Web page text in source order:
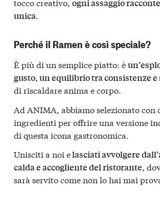
ogni assaggio
unica.
Perché il Ramen è così speciale?
È più di un semplice piatto: è
gusto, un equilibrio tra consistenze e
di riscaldare anima e corpo.
Ad ANIMA, abbiamo selezionato con
ingredienti per offrire una versione
di questa icona gastronomica.
Unisciti a noi elasciati avvolgere
calda e accogliente del ristorante,
sarà servito come non lo hai mai